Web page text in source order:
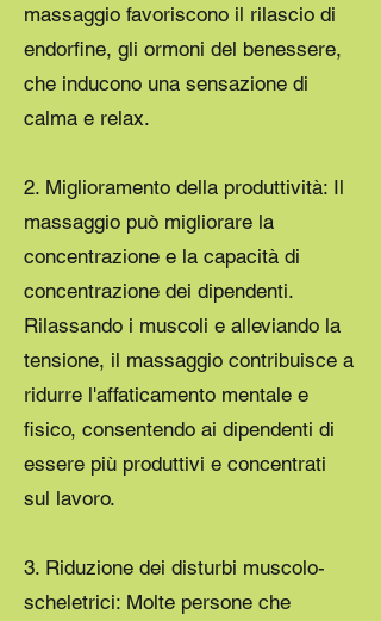
massaggio favoriscono il rilascio di
endorfine, gli ormoni del benessere,
che inducono una sensazione di
calma e relax.
2. Miglioramento della produttività: Il
massaggio può migliorare la
concentrazione e la capacità di
concentrazione dei dipendenti.
Rilassando i muscoli e alleviando la
tensione, il massaggio contribuisce a
ridurre l'affaticamento mentale e
fisico, consentendo ai dipendenti di
essere più produttivi e concentrati
sul lavoro.
3. Riduzione dei disturbi muscolo-
scheletrici: Molte persone che